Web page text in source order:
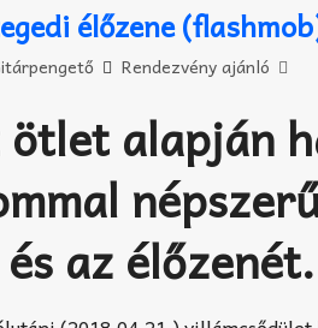
élőzene
Rendezvény ajánló
ötlet alapján
az élőzenét.